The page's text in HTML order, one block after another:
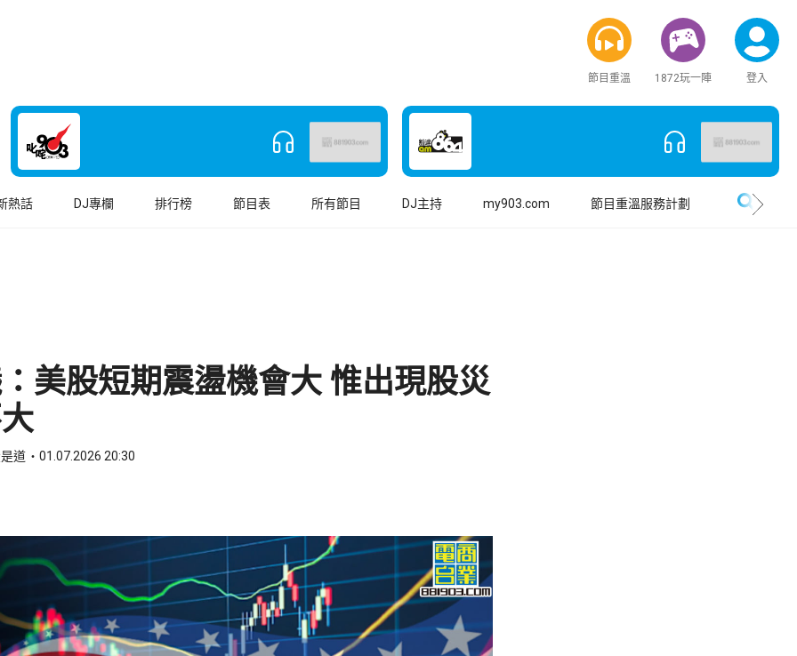
節目重溫 1872玩一陣 登入
熱話 DJ專欄 排行榜 節目表 所有節目 DJ主持 my903.com 節目重溫服務計劃
美股短期震盪機會大 惟出現股災
道 01.07.2026 20:30